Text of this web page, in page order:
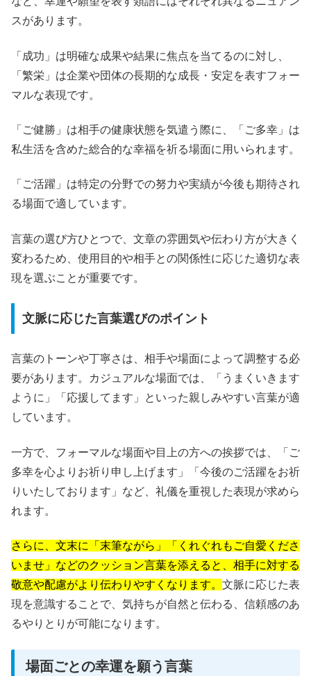
スがあります。
「成功」は明確な成果や結果に焦点を当てるのに対し、
「繁栄」は企業や団体の長期的な成長・安定を表すフォー
マルな表現です。
「ご健勝」は相手の健康状態を気遣う際に、「ご多幸」は
私生活を含めた総合的な幸福を祈る場面に用いられます。
「ご活躍」は特定の分野での努力や実績が今後も期待され
る場面で適しています。
言葉の選び方ひとつで、文章の雰囲気や伝わり方が大きく
変わるため、使用目的や相手との関係性に応じた適切な表
現を選ぶことが重要です。
文脈に応じた言葉選びのポイント
言葉のトーンや丁寧さは、相手や場面によって調整する必
要があります。カジュアルな場面では、「うまくいきます
ように」「応援してます」といった親しみやすい言葉が適
しています。
一方で、フォーマルな場面や目上の方への挨拶では、「ご
多幸を心よりお祈り申し上げます」「今後のご活躍をお祈
りいたしております」など、礼儀を重視した表現が求めら
れます。
さらに、文末に「末筆ながら」「くれぐれもご自愛くださ
いませ」などのクッション言葉を添えると、相手に対する
敬意や配慮がより伝わりやすくなります。 文脈に応じた表
現を意識することで、気持ちが自然と伝わる、信頼感のあ
るやりとりが可能になります。
場面ごとの幸運を願う言葉